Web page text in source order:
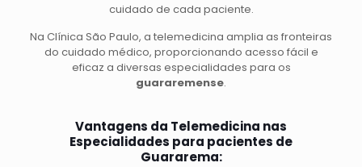
cuidado de cada paciente.
Na Clínica São Paulo, a telemedicina amplia as fronteiras
do cuidado médico, proporcionando acesso fácil e
eficaz a diversas especialidades para os
guararemense.
Vantagens da Telemedicina nas
Especialidades para pacientes de
Guararema: